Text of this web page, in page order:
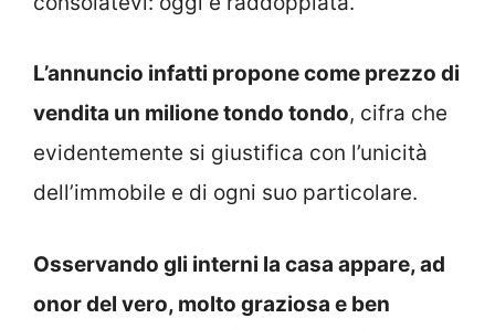
L’annuncio infatti propone come prezzo di
vendita un milione tondo tondo, cifra che
evidentemente si giustifica con l’unicità
dell’immobile e di ogni suo particolare.
Osservando gli interni la casa appare, ad
onor del vero, molto graziosa e ben